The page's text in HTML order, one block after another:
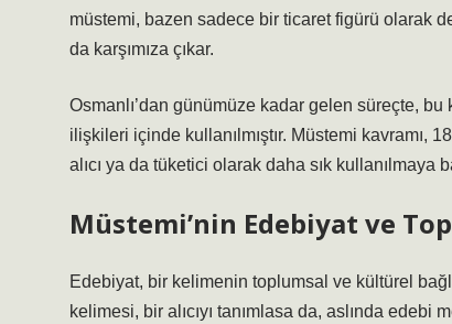
müstemi, bazen sadece bir ticaret figürü olarak
da karşımıza çıkar.
Osmanlı’dan günümüze kadar gelen süreçte,
ilişkileri içinde kullanılmıştır. Müstemi kavramı,
alıcı ya da tüketici olarak daha sık kullanılmaya
Müstemi’nin Edebiyat ve
Edebiyat, bir kelimenin toplumsal ve kültürel
kelimesi, bir alıcıyı tanımlasa da, aslında edebi